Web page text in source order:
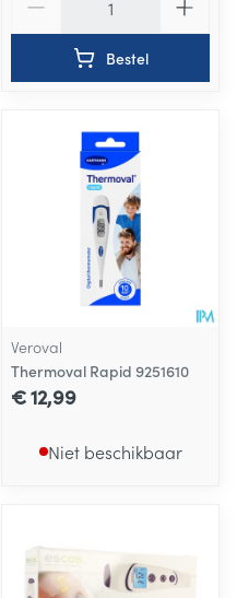
Bestel
Veroval
Thermoval Rapid 9251610
€ 12,99
Niet beschikbaar